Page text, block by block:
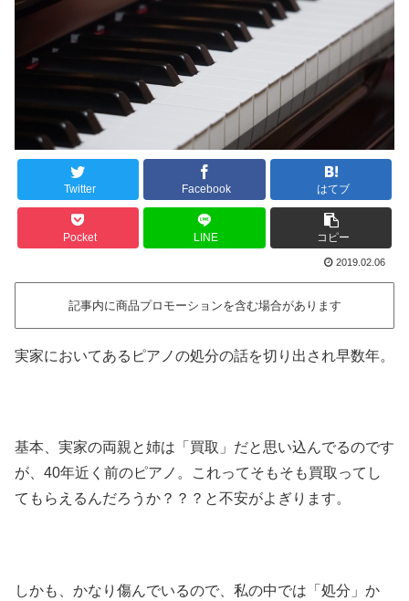
Twitter Facebook はてブ
Pocket LINE コピー
2019.02.06
記事内に商品プロモーションを含む場合があります
実家においてあるピアノの処分の話を切り出され早数年。
基本、実家の両親と姉は「買取」だと思い込んでるのです
が、40年近く前のピアノ。これってそもそも買取ってし
てもらえるんだろうか？？？と不安がよぎります。
しかも、かなり傷んでいるので、私の中では「処分」か